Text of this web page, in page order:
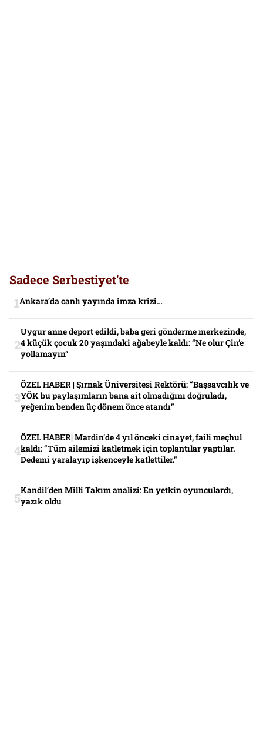
Sadece Serbestiyet'te
Ankara’da canlı yayında imza krizi…
Uygur anne deport edildi, baba geri gönderme merkezinde,
4 küçük çocuk 20 yaşındaki ağabeyle kaldı: “Ne olur Çin’e
yollamayın”
ÖZEL HABER | Şırnak Üniversitesi Rektörü: “Başsavcılık ve
YÖK bu paylaşımların bana ait olmadığını doğruladı,
yeğenim benden üç dönem önce atandı”
ÖZEL HABER| Mardin’de 4 yıl önceki cinayet, faili meçhul
kaldı: “Tüm ailemizi katletmek için toplantılar yaptılar.
Dedemi yaralayıp işkenceyle katlettiler.”
Kandil’den Milli Takım analizi: En yetkin oyunculardı,
yazık oldu